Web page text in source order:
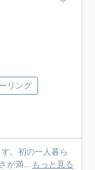
リング
。初の一人暮ら
が満... もっと見る